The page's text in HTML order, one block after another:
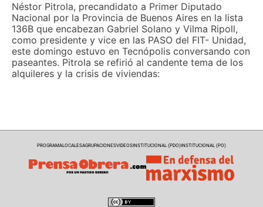
Néstor Pitrola, precandidato a Primer Diputado
Nacional por la Provincia de Buenos Aires en la lista
136B que encabezan Gabriel Solano y Vilma Ripoll,
como presidente y vice en las PASO del FIT- Unidad,
este domingo estuvo en Tecnópolis conversando con
paseantes. Pitrola se refirió al candente tema de los
alquileres y la crisis de viviendas:
PROGRAMALOCALESAGRUPACIONESVIDEOSINSTITUCIONAL (PDO)INSTITUCIONAL (PO)